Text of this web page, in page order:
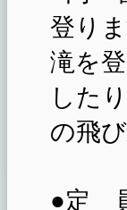
登り
滝を
した
の飛
●定